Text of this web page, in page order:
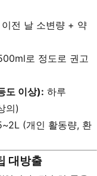
이전 날 소변량 + 약
로 정도로 권고
도 이상): 하루
의)
(개인 활동량, 환
대방출